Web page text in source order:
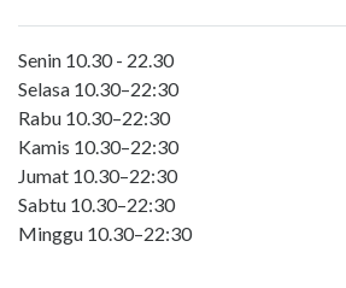
Senin 10.30 - 22.30
Selasa 10.30–22:30
Rabu 10.30–22:30
Kamis 10.30–22:30
Jumat 10.30–22:30
Sabtu 10.30–22:30
Minggu 10.30–22:30